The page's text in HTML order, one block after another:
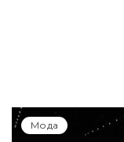
Мода